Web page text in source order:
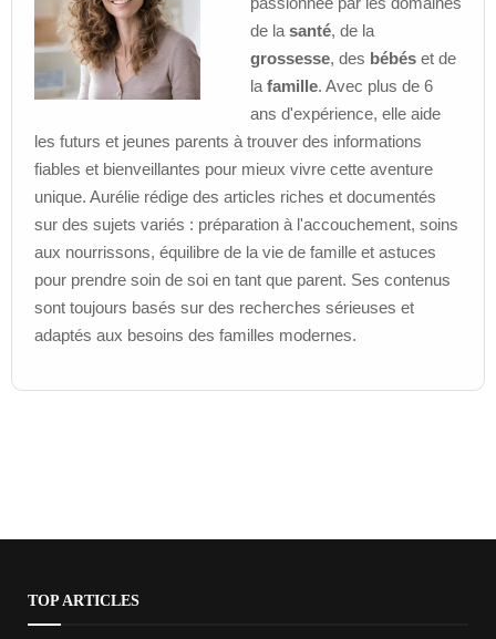
de la santé, de la
grossesse, des bébés et de
la famille. Avec plus de 6
ans d'expérience, elle aide
les futurs et jeunes parents à trouver des informations
fiables et bienveillantes pour mieux vivre cette aventure
unique. Aurélie rédige des articles riches et documentés
sur des sujets variés : préparation à l'accouchement, soins
aux nourrissons, équilibre de la vie de famille et astuces
pour prendre soin de soi en tant que parent. Ses contenus
sont toujours basés sur des recherches sérieuses et
adaptés aux besoins des familles modernes.
TOP ARTICLES